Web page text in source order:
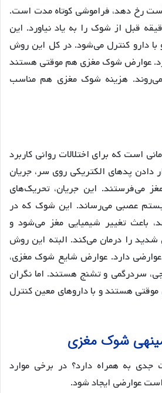
رخ دهد، فراموشی کوتاه مدت است.
قبل از شوک را به یاد نیاورد. این
دارو کنترل می‌شود. در کل این روش
عوارض شوک مغزی هم موقتی هستند
هزینه شوک مغزی هم مناسب
است که برای اختلالات روانی کاربرد
دادن پدهای الکتریکی روی سر، جریان
می‌فرستند. این جریان، تحریک‌های
عصبی می‌رساند. این شوک که در
باعث تغییر شیمیایی مغز می‌شود و
شدید را درمان می‌کند. البته این روش
دارد. عوارض شایع شوک مغزی،
سردرگمی و تشنج هستند. اما نگران
موقتی هستند و با داروهای معین کنترل
شوک مغزی
به همراه دارد؟ در برخی موارد
عوارضی ایجاد شود.